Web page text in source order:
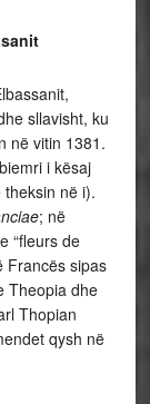
sllavisht, ku
në vitin 1381.
i kësaj
në i).
; në
“fleurs de
Francës sipas
Theopia dhe
Thopian
qysh në